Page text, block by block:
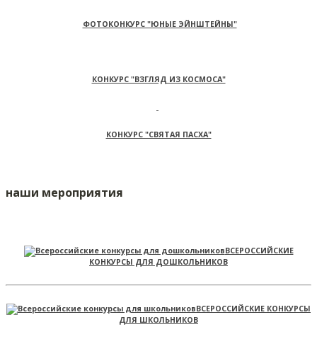
ФОТОКОНКУРС "ЮНЫЕ ЭЙНШТЕЙНЫ"
КОНКУРС "ВЗГЛЯД ИЗ КОСМОСА"
КОНКУРС "СВЯТАЯ ПАСХА"
наши мероприятия
ВСЕРОССИЙСКИЕ
КОНКУРСЫ ДЛЯ ДОШКОЛЬНИКОВ
ВСЕРОССИЙСКИЕ КОНКУРСЫ
ДЛЯ ШКОЛЬНИКОВ